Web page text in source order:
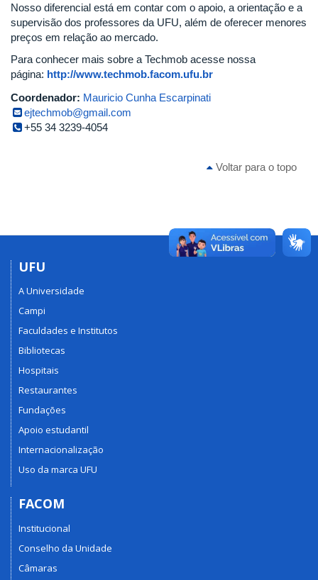
Nosso diferencial está em contar com o apoio, a orientação e a
supervisão dos professores da UFU, além de oferecer menores
preços em relação ao mercado.
Para conhecer mais sobre a Techmob acesse nossa
página: http://www.techmob.facom.ufu.br
Coordenador: Mauricio Cunha Escarpinati
ejtechmob@gmail.com
+55 34 3239-4054
Voltar para o topo
UFU
A Universidade
Campi
Faculdades e Institutos
Bibliotecas
Hospitais
Restaurantes
Fundações
Apoio estudantil
Internacionalização
Uso da marca UFU
FACOM
Institucional
Conselho da Unidade
Câmaras